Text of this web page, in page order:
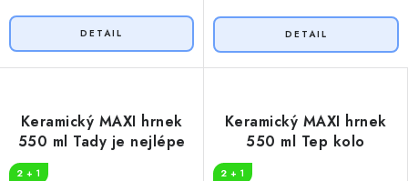
Keramický MAXI hrnek
550 ml Tady je nejlépe
2 + 1
Keramický MAXI hrnek
550 ml Tep kolo
2 + 1